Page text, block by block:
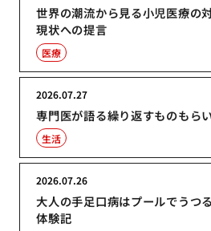
世界の潮流から見る小児医療の
現状への提言
医療
専門医が語る繰り返すものもら
2026.07.27
生活
大人の手足口病はプールでうつ
体験記
2026.07.26